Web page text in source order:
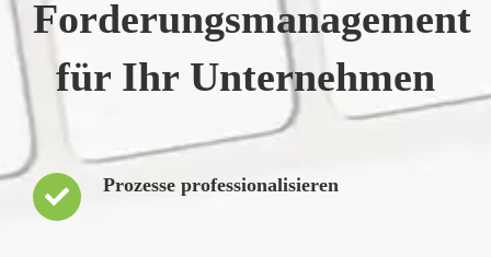
Forderungsmanagement
für Ihr Unternehmen
Prozesse professionalisieren